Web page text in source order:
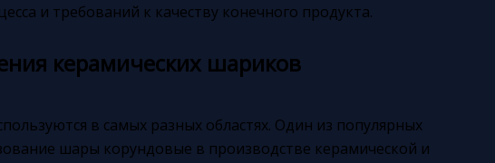
и требований к качеству конечного продукта.
керамических шариков
в самых разных областях. Один из популярных
шары корундовые в производстве керамической и